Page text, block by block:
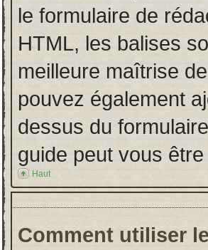
le formulaire de
HTML, les balises
meilleure maîtrise
pouvez également
dessus du
guide peut vous être
Haut
Comment utiliser